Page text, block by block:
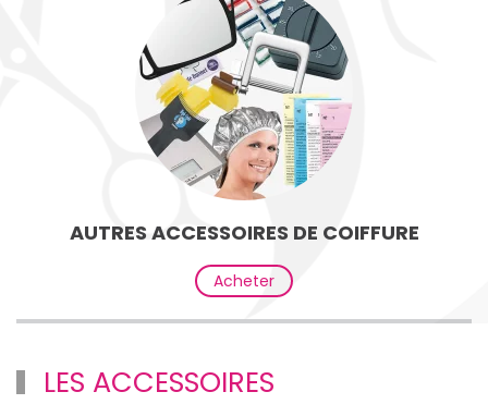
AUTRES ACCESSOIRES DE COIFFURE
Acheter
LES ACCESSOIRES